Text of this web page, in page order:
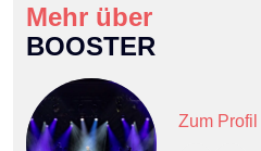
Mehr über
BOOSTER
Zum Profil